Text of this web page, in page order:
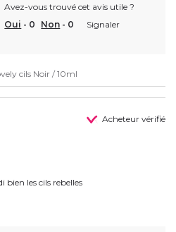
Avez-vous trouvé cet avis utile ?
Oui - 0 Non - 0 Signaler
cils Noir / 10ml
Acheteur vérifié
les cils rebelles